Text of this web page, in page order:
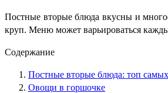
Постные вторые блюда вкусны и
круп. Меню может варьироваться
Содержание
Постные вторые блюда: топ
Овощи в горшочке